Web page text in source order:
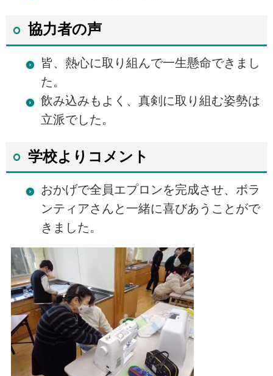
協力者の声
皆、熱心に取り組んで一生懸命できまし
た。
飲み込みもよく、真剣に取り組む姿勢は
立派でした。
学校よりコメント
おかげで全員エプロンを完成させ、ボラ
ンティアさんと一緒に喜びあうことがで
きました。